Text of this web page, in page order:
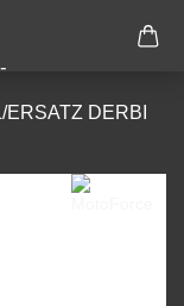
DERBI